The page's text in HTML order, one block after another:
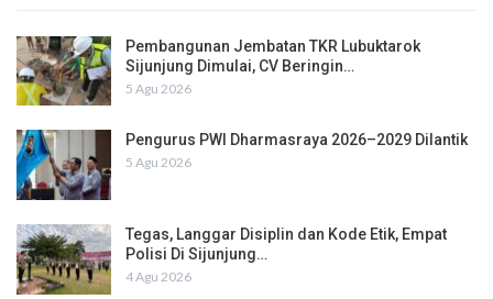
Pembangunan Jembatan TKR Lubuktarok
Sijunjung Dimulai, CV Beringin…
5 Agu 2026
Pengurus PWI Dharmasraya 2026–2029 Dilantik
5 Agu 2026
Tegas, Langgar Disiplin dan Kode Etik, Empat
Polisi Di Sijunjung…
4 Agu 2026